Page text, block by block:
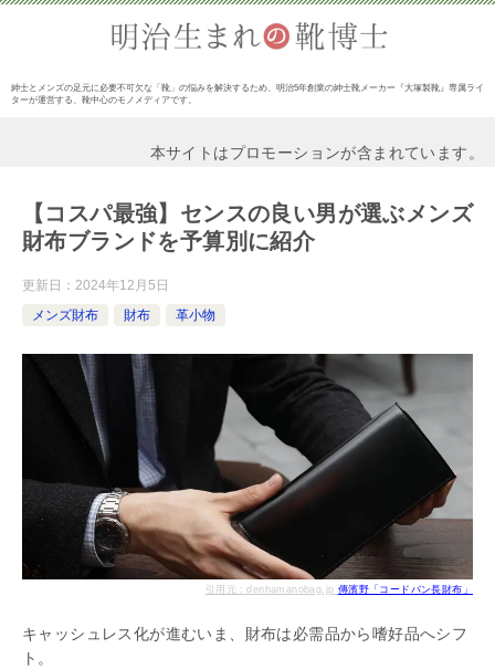
紳士とメンズの足元に必要不可欠な「靴」の悩みを解決するため、明治5年創業の紳士靴メーカー『大塚製靴』専属ライ
ターが運営する、靴中心のモノメディアです。
本サイトはプロモーションが含まれています。
【コスパ最強】センスの良い男が選ぶメンズ
財布ブランドを予算別に紹介
更新日： 2024年12月5日
メンズ財布
財布 革小物
引用元：denhamanobag.jp 傳濱野「コードバン長財布」
キャッシュレス化が進むいま、財布は必需品から嗜好品へシフ
ト。